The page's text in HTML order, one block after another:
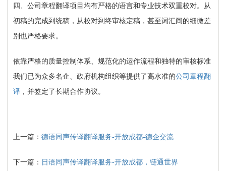
四、公司章程翻译项目均有严格的语言和专业技术双重校对。从
初稿的完成到统稿，从校对到终审核定稿，甚至词汇间的细微差
别也严格要求。
依靠严格的质量控制体系、规范化的运作流程和独特的审核标准
我们已为众多名企、政府机构组织等提供了高水准的公司章程翻
译 ，并签定了长期合作协议。
上一篇： 德语同声传译翻译服务-开放成都-德企交流
下一篇： 日语同声传译翻译服务-开放成都，链通世界